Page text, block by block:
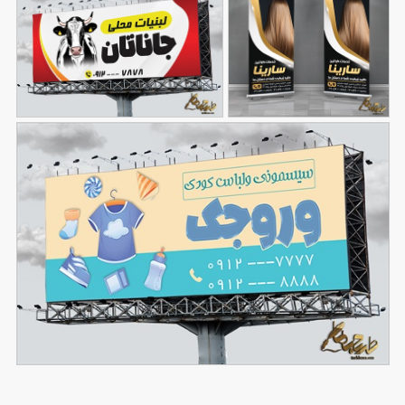
طرح بنر استند مرکز
کراتین مو 95
طرح بنر خام لبنیاتی
88